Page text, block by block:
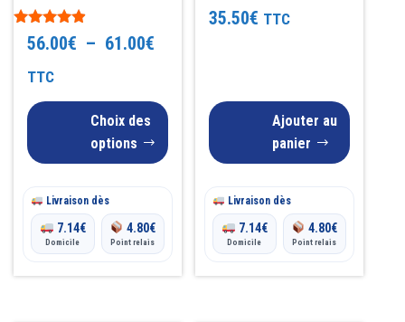
Note
4.77
56.00€ – 61.00€
prix :
56.00€
TTC
Choix des
options
choisies
sur
du
Livraison dès
7.14€
Domicile
4.80€
Point relais
Note
4.00
35.50€ TTC
Ajouter au
panier
Livraison dès
7.14€
Domicile
4.80€
Point relais